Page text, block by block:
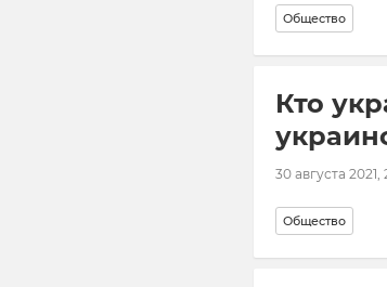
Общество
Кто
30 августа 2021,
Общество